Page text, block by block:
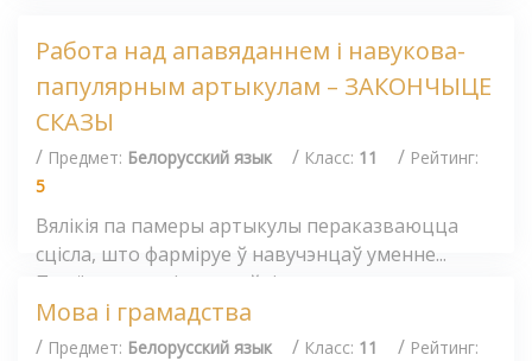
Работа над апавяданнем і навукова-
папулярным артыкулам – ЗАКОНЧЫЦЕ
СКАЗЫ
/ Предмет: Белорусский язык / Класс: 11 / Рейтинг:
5
Вялікія па памеры артыкулы пераказваюцца
сцісла, што фарміруе ў навучэнцаў уменне...
Прыём, пры якім настаўнік загадзя...
Мова і грамадства
/ Предмет: Белорусский язык / Класс: 11 / Рейтинг: